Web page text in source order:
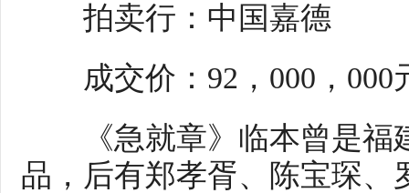
拍卖行：中国嘉德
成交价：92，000，000
《急就章》临本曾是福
品，后有郑孝胥、陈宝琛